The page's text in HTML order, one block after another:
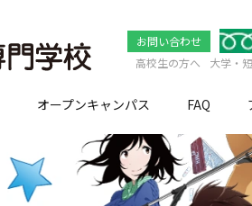
お問い合わせ
高校生の方へ
大学・
オープンキャンパス FAQ